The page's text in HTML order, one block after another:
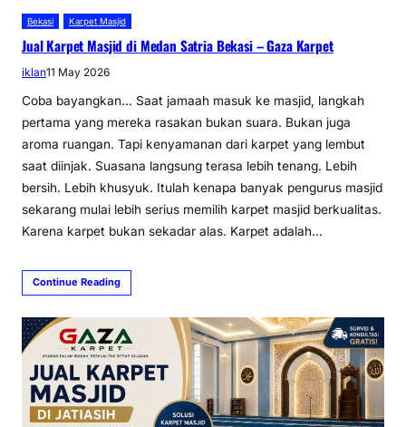
Bekasi Karpet Masjid
Jual Karpet Masjid di Medan Satria Bekasi – Gaza Karpet
iklan11 May 2026
Coba bayangkan… Saat jamaah masuk ke masjid, langkah
pertama yang mereka rasakan bukan suara. Bukan juga
aroma ruangan. Tapi kenyamanan dari karpet yang lembut
saat diinjak. Suasana langsung terasa lebih tenang. Lebih
bersih. Lebih khusyuk. Itulah kenapa banyak pengurus masjid
sekarang mulai lebih serius memilih karpet masjid berkualitas.
Karena karpet bukan sekadar alas. Karpet adalah…
Continue Reading